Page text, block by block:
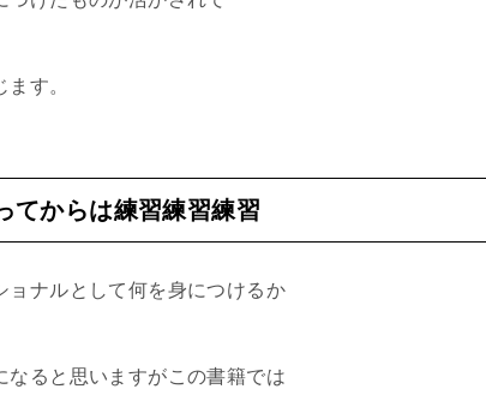
す。
てからは練習練習練習
ョナルとして何を身につけるか
なると思いますがこの書籍では